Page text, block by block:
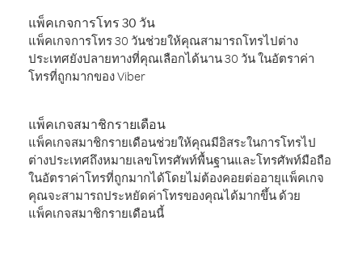
แพ็คเกจการโทร 30 วัน
แพ็คเกจการโทร 30 วันช่วยให้คุณสามารถโทรไปต่าง
ประเทศยังปลายทางที่คุณเลือกได้นาน 30 วัน ในอัตราค่า
โทรที่ถูกมากของ Viber
แพ็คเกจสมาชิกรายเดือน
แพ็คเกจสมาชิกรายเดือนช่วยให้คุณมีอิสระในการโทรไป
ต่างประเทศถึงหมายเลขโทรศัพท์พื้นฐานและโทรศัพท์มือถือ
ในอัตราค่าโทรที่ถูกมากได้โดยไม่ต้องคอยต่ออายุแพ็คเกจ
คุณจะสามารถประหยัดค่าโทรของคุณได้มากขึ้น ด้วย
แพ็คเกจสมาชิกรายเดือนนี้